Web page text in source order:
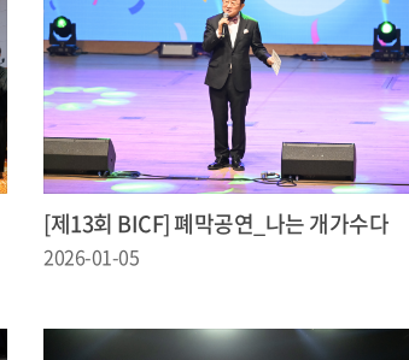
[제13회 BICF] 폐막공연_나는 개가수다
2026-01-05